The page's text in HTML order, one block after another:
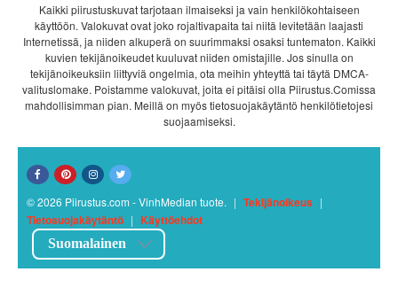
Kaikki piirustuskuvat tarjotaan ilmaiseksi ja vain henkilökohtaiseen
käyttöön. Valokuvat ovat joko rojaltivapaita tai niitä levitetään laajasti
Internetissä, ja niiden alkuperä on suurimmaksi osaksi tuntematon. Kaikki
kuvien tekijänoikeudet kuuluvat niiden omistajille. Jos sinulla on
tekijänoikeuksiin liittyviä ongelmia, ota meihin yhteyttä tai täytä DMCA-
valituslomake. Poistamme valokuvat, joita ei pitäisi olla Piirustus.Comissa
mahdollisimman pian. Meillä on myös tietosuojakäytäntö henkilötietojesi
suojaamiseksi.
© 2026 Piirustus.com - VinhMedian tuote. | Tekijänoikeus |
Tietosuojakäytäntö | Käyttöehdot
Suomalainen